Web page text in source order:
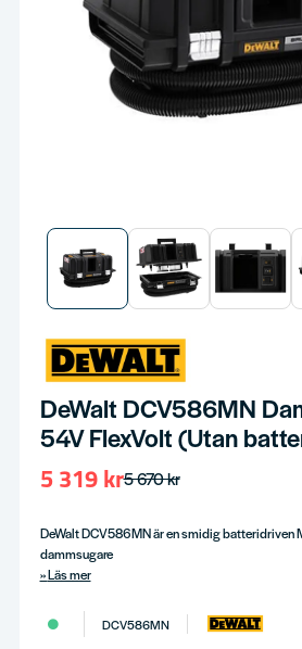
DeWalt DCV586MN
54V FlexVolt (Utan
5 670 kr
5 319 kr
DeWalt DCV586MN är en smidig batteridriven
dammsugare
Läs mer
DCV586MN